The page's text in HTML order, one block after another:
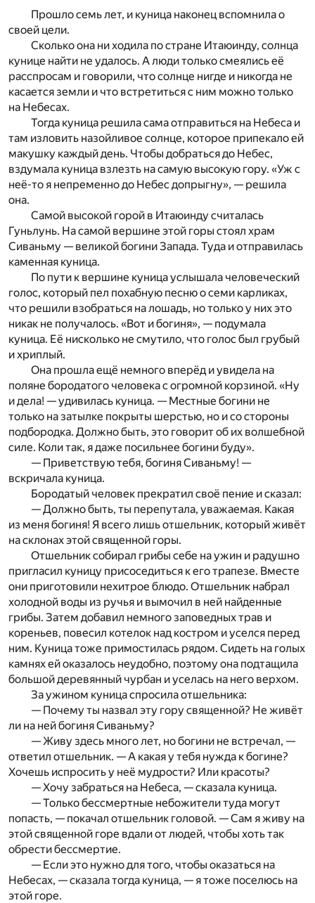
Прошло семь лет, и куница наконец вспомнила о
своей цели.
Сколько она ни ходила по стране Итаюинду, солнца
кунице найти не удалось. А люди только смеялись её
расспросам и говорили, что солнце нигде и никогда не
касается земли и что встретиться с ним можно только
на Небесах.
Тогда куница решила сама отправиться на Небеса и
там изловить назойливое солнце, которое припекало ей
макушку каждый день. Чтобы добраться до Небес,
вздумала куница взлезть на самую высокую гору. «Уж с
неё-то я непременно до Небес допрыгну», — решила
она.
Самой высокой горой в Итаюинду считалась
Гуньлунь. На самой вершине этой горы стоял храм
Сиваньму — великой богини Запада. Туда и отправилась
каменная куница.
По пути к вершине куница услышала человеческий
голос, который пел похабную песню о семи карликах,
что решили взобраться на лошадь, но только у них это
никак не получалось. «Вот и богиня», — подумала
куница. Её нисколько не смутило, что голос был грубый
и хриплый.
Она прошла ещё немного вперёд и увидела на
поляне бородатого человека с огромной корзиной. «Ну
и дела! — удивилась куница. — Местные богини не
только на затылке покрыты шерстью, но и со стороны
подбородка. Должно быть, это говорит об их волшебной
силе. Коли так, я даже посильнее богини буду».
— Приветствую тебя, богиня Сиваньму! —
вскричала куница.
Бородатый человек прекратил своё пение и сказал:
— Должно быть, ты перепутала, уважаемая. Какая
из меня богиня! Я всего лишь отшельник, который живёт
на склонах этой священной горы.
Отшельник собирал грибы себе на ужин и радушно
пригласил куницу присоседиться к его трапезе. Вместе
они приготовили нехитрое блюдо. Отшельник набрал
холодной воды из ручья и вымочил в ней найденные
грибы. Затем добавил немного заповедных трав и
кореньев, повесил котелок над костром и уселся перед
ним. Куница тоже примостилась рядом. Сидеть на голых
камнях ей оказалось неудобно, поэтому она подтащила
большой деревянный чурбан и уселась на него верхом.
За ужином куница спросила отшельника:
— Почему ты назвал эту гору священной? Не живёт
ли на ней богиня Сиваньму?
— Живу здесь много лет, но богини не встречал, —
ответил отшельник. — А какая у тебя нужда к богине?
Хочешь испросить у неё мудрости? Или красоты?
— Хочу забраться на Небеса, — сказала куница.
— Только бессмертные небожители туда могут
попасть, — покачал отшельник головой. — Сам я живу на
этой священной горе вдали от людей, чтобы хоть так
обрести бессмертие.
— Если это нужно для того, чтобы оказаться на
Небесах, — сказала тогда куница, — я тоже поселюсь на
этой горе.